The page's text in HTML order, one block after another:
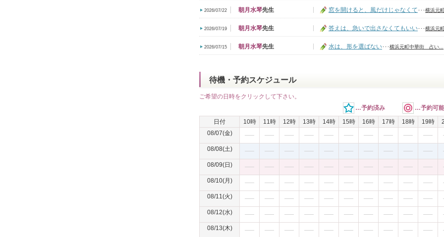
2026/07/22 朝月水琴先生 窓を開けると、風だけじゃなくて･･･横浜元
2026/07/19 朝月水琴先生 答えは、急いで出さなくてもいい･･･横浜元
2026/07/15 朝月水琴先生 水は、形を選ばない･･･横浜元町中華街 占い...
待機・予約スケジュール
ご希望の日時をクリックして下さい。
…予約済み
…予約可能
日付
10時 11時 12時 13時 14時 15時 16時 17時 18時 19時
08/07(金)
08/08(土)
08/09(日)
08/10(月)
08/11(火)
08/12(水)
08/13(木)